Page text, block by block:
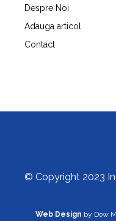
Despre Noi
Adauga articol
Contact
© Copyright 2023
Web Design by Dow